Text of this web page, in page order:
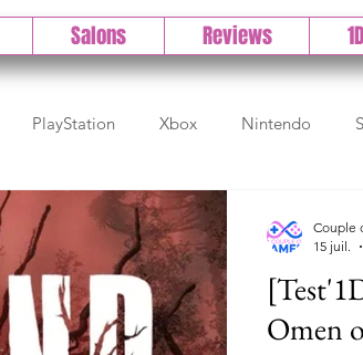
Salons Reviews
PlayStation Xbox Nintendo
High Tech Gamescom
Test PlayStation Test PC
Omen
Couple
15 juil.